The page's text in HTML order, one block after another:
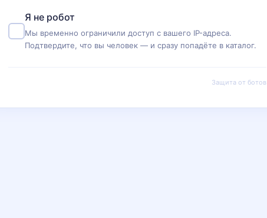
Я не робот
Мы временно ограничили доступ с вашего IP-адреса.
Подтвердите, что вы человек — и сразу попадёте в каталог.
Защита от ботов